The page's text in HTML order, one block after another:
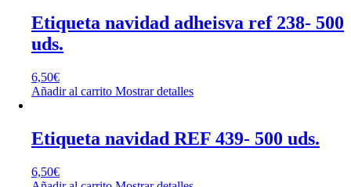
Etiqueta navidad adheisva ref 238- 500
uds.
6,50€
Añadir al carrito Mostrar detalles
Etiqueta navidad REF 439- 500 uds.
6,50€